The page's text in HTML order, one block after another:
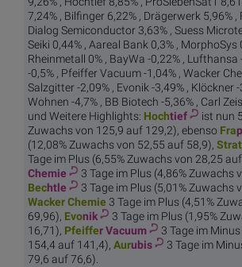
7,24% , Bilfinger 6,22% , Drägerwerk 5,96% ,
Dialog Semiconductor 3,63% , Suess
Seiki 0,44% , Aareal Bank 0,3% , MorphoSys
Rheinmetall 0% , BayWa -0,22% , Lufthansa
-0,5% , Pfeiffer Vacuum -1,04% , Wacker
Salzgitter -2,09% , Evonik -3,49% , Klöckner
Wohnen -4,7% , BB Biotech -5,36% , Carl
und Weitere Highlights: Hochtief
ist nun
Zuwachs von 125,9 auf 129,2), ebenso Fra
(12,08% Zuwachs von 52,55 auf 58,9),
Tage im Plus (6,55% Zuwachs von 28,25
Chemie
3 Tage im Plus (4,86% Zuwachs
Bechtle
3 Tage im Plus (5,01% Zuwachs
WackerChemie 3 Tage im Plus (4,51%
69,96), Evonik
3 Tage im Plus (1,95%
16,71), Pfeiffer Vacuum
3 Tage im
154,4 auf 141,4), Aurubis
3 Tage im
79,6 auf 76,6).